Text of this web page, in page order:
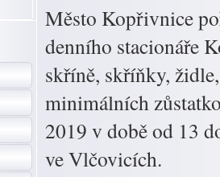
Město Kopřivnice
denního stacionáře
skříně, skříňky,
minimálních
2019 v době od 13
ve Vlčovicích.